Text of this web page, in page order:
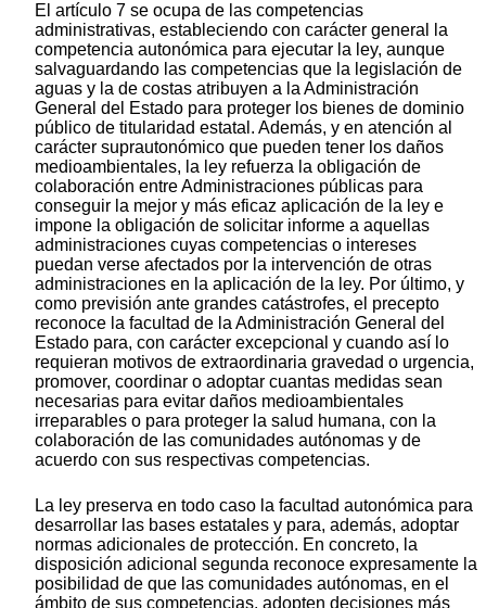
El artículo 7 se ocupa de las competencias
administrativas, estableciendo con carácter general la
competencia autonómica para ejecutar la ley, aunque
salvaguardando las competencias que la legislación de
aguas y la de costas atribuyen a la Administración
General del Estado para proteger los bienes de dominio
público de titularidad estatal. Además, y en atención al
carácter suprautonómico que pueden tener los daños
medioambientales, la ley refuerza la obligación de
colaboración entre Administraciones públicas para
conseguir la mejor y más eficaz aplicación de la ley e
impone la obligación de solicitar informe a aquellas
administraciones cuyas competencias o intereses
puedan verse afectados por la intervención de otras
administraciones en la aplicación de la ley. Por último, y
como previsión ante grandes catástrofes, el precepto
reconoce la facultad de la Administración General del
Estado para, con carácter excepcional y cuando así lo
requieran motivos de extraordinaria gravedad o urgencia,
promover, coordinar o adoptar cuantas medidas sean
necesarias para evitar daños medioambientales
irreparables o para proteger la salud humana, con la
colaboración de las comunidades autónomas y de
acuerdo con sus respectivas competencias.
La ley preserva en todo caso la facultad autonómica para
desarrollar las bases estatales y para, además, adoptar
normas adicionales de protección. En concreto, la
disposición adicional segunda reconoce expresamente la
posibilidad de que las comunidades autónomas, en el
ámbito de sus competencias, adopten decisiones más